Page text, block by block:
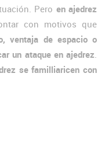
Pero en ajedrez
con motivos que
ventaja de espacio o
un ataque en ajedrez
se familliaricen con